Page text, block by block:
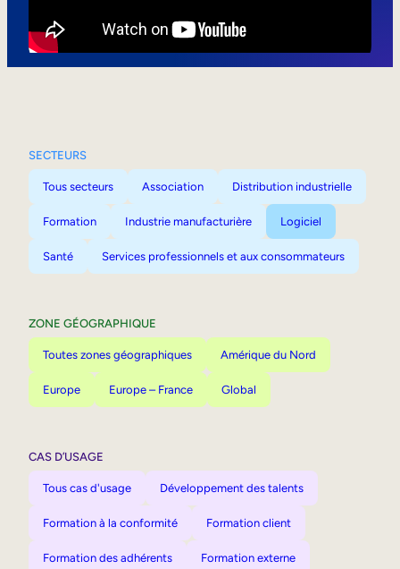
SECTEURS
Tous secteurs Association Distribution industrielle
Formation Industrie manufacturière Logiciel
Santé Services professionnels et aux consommateurs
ZONE GÉOGRAPHIQUE
Toutes zones géographiques Amérique du Nord
Europe Europe – France Global
CAS D’USAGE
Tous cas d'usage Développement des talents
Formation à la conformité Formation client
Formation des adhérents Formation externe